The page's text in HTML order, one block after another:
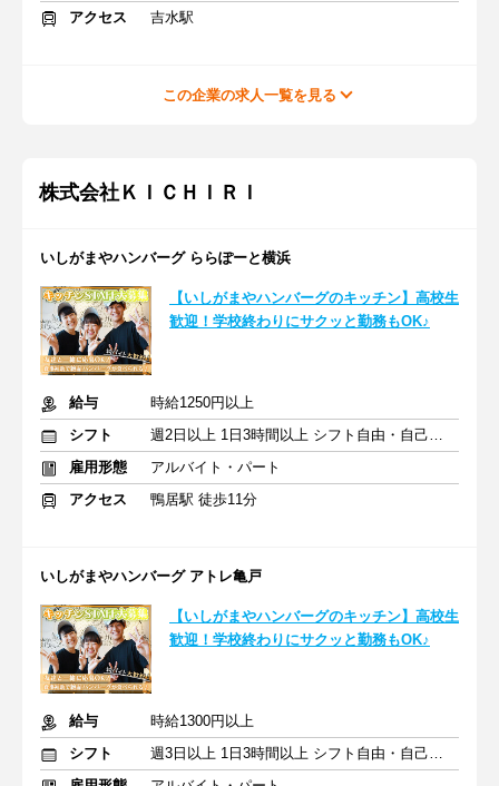
アクセス
吉水駅
この企業の求人一覧を見る
株式会社ＫＩＣＨＩＲＩ
いしがまやハンバーグ ららぽーと横浜
【いしがまやハンバーグのキッチン】高校生
歓迎！学校終わりにサクッと勤務もOK♪
給与
時給1250円以上
シフト
週2日以上 1日3時間以上 シフト自由・自己申告
雇用形態
アルバイト・パート
アクセス
鴨居駅 徒歩11分
いしがまやハンバーグ アトレ亀戸
【いしがまやハンバーグのキッチン】高校生
歓迎！学校終わりにサクッと勤務もOK♪
給与
時給1300円以上
シフト
週3日以上 1日3時間以上 シフト自由・自己申告